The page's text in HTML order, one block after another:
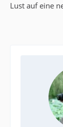
Lust auf eine